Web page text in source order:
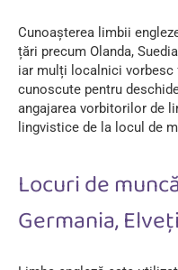
Cunoașterea limbii
țări precum Olanda,
iar mulți localnici vorbesc
cunoscute pentru
angajarea vorbitorilor de
lingvistice de la locul de
Locuri de
Germania,